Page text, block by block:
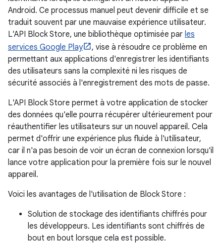
Android. Ce processus manuel peut devenir difficile et se
traduit souvent par une mauvaise expérience utilisateur.
L'API Block Store, une bibliothèque optimisée par les
services Google Play
, vise à résoudre ce problème en
permettant aux applications d'enregistrer les identifiants
des utilisateurs sans la complexité ni les risques de
sécurité associés à l'enregistrement des mots de passe.
L'API Block Store permet à votre application de stocker
des données qu'elle pourra récupérer ultérieurement pour
réauthentifier les utilisateurs sur un nouvel appareil. Cela
permet d'offrir une expérience plus fluide à l'utilisateur,
car il n'a pas besoin de voir un écran de connexion lorsqu'il
lance votre application pour la première fois sur le nouvel
appareil.
Voici les avantages de l'utilisation de Block Store :
Solution de stockage des identifiants chiffrés pour
les développeurs. Les identifiants sont chiffrés de
bout en bout lorsque cela est possible.